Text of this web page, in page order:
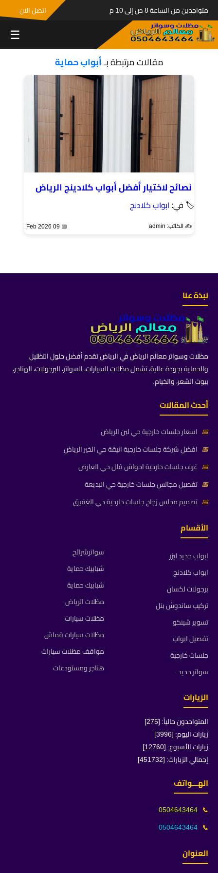
متواجدين من الساعة 8 ص إلى 10 م اتصل الان
☰
مقالات مرتبطة بـأبواب حماية
نصائح لاختيار أفضل أبواب كلادينج الرياض
🏷 في: ابواب كلادنج
✍️ الكاتب: admin 📅 09 Feb 2026
نبذة عنا
مظلات وسواتر معالم الرياض في الرياض تقدم أفضل حلول التظليل
والحماية بجودة عالية، تشمل مظلات السيارات، السواتر، البرجولات، الهناجر،
بيوت الشعر، والخيام.
أحدث المقالات
📅 اسعار جلسات خارجية حي لبن الرياض
📅 افضل شركة جلسات خارجية انيقة حي الخير الرياض
📅 غرف جلسات خارجية احواش فلل حي العارض
📅 تفصيل مجالس جلسات خارجية حي البديعة
📅 تصميم مجلس زجاج جلسات خارجية حي الغقيق
الأقسام
ابواب حديد ليزر
ابواب كلادنج
برجولات لكسان
تركيب ساندوش بنل
تسوير شينكو
تفصيل ابواب
جلسات خارجية
سواتر حديد
سواترشرائح
شبابيك حماية
شبابيك حماية
مظلات الرياض
مظلات سيارات
مظلات سيارات قماش
مواقف مظلات سيارات
هناجر ومستودعات
الزيارات
المتواجدون حالياً: [275]
زيارات اليوم: [3996]
زيارات الأسبوع: [12760]
إجمالي الزيارات: [451732]
الهـــواتف
📞
0504643464
📞
0504643464
العنوان